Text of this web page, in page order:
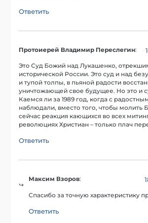
Ответить
Протоиерей Владимир Переслегин:
Это Суд Божий над Лукашенко,
исторической России. Это суд и над
и тупой толпы, в пьяной радости
уничтожающей свое будущее. Но это и
Каемся ли за 1989 год, когда с
наблюдали, вместо того, чтобы молить
сейчас реакция кающихся во всех
революциях Христиан – только плач
Ответить
Максим Взоров:
Спасибо за точную характеристику
Ответить